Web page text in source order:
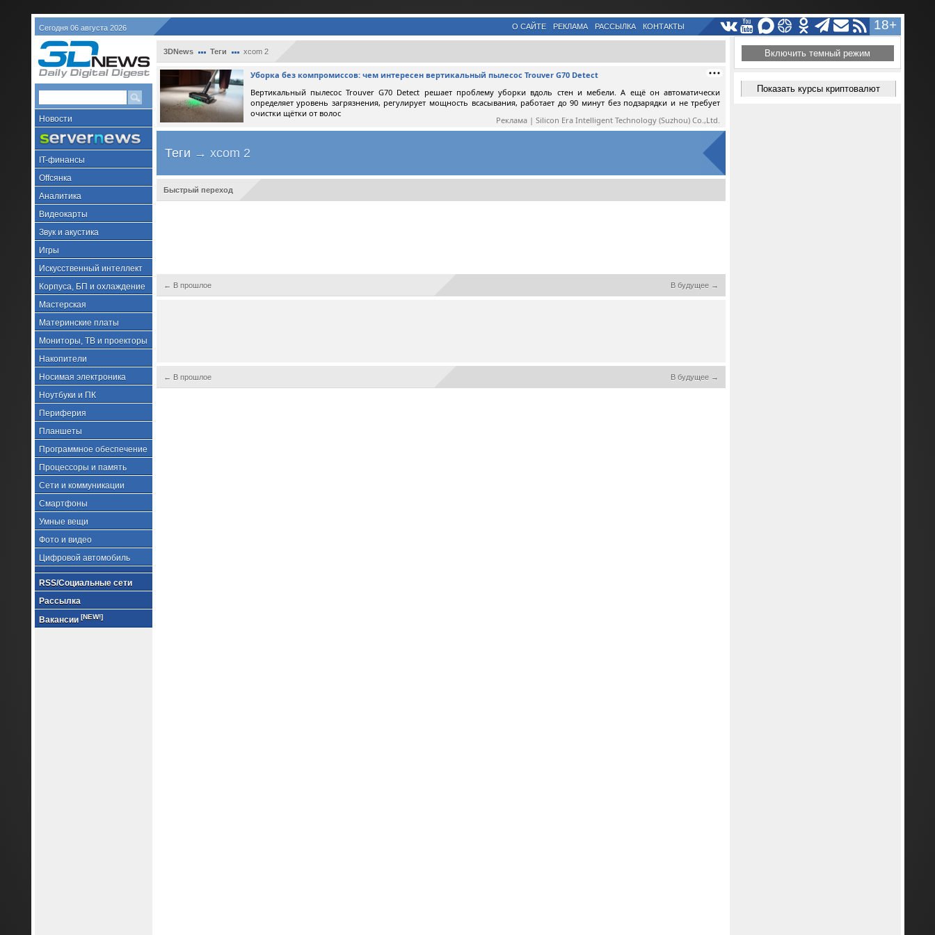
Сегодня 06 августа 2026 18+
О САЙТЕ РЕКЛАМА РАССЫЛКА КОНТАКТЫ
Новости
IT-финансы
Offсянка
Аналитика
Видеокарты
Звук и акустика
Игры
Искусственный интеллект
Корпуса, БП и охлаждение
Мастерская
Материнские платы
Мониторы, ТВ и проекторы
Накопители
Носимая электроника
Ноутбуки и ПК
Периферия
Планшеты
Программное обеспечение
Процессоры и память
Сети и коммуникации
Смартфоны
Умные вещи
Фото и видео
Цифровой автомобиль
RSS/Социальные сети
Рассылка
Вакансии [NEW!]
3DNews Теги xcom 2
Уборка без компромиссов: чем интересен вертикальный пылесос Trouver G70 Detect
Вертикальный пылесос Trouver G70 Detect решает проблему уборки вдоль стен и мебели. А ещё он автоматически
определяет уровень загрязнения, регулирует мощность всасывания, работает до 90 минут без подзарядки и не требует
очистки щётки от волос
Реклама | Silicon Era Intelligent Technology (Suzhou) Co.,Ltd.
Теги → xcom 2
Быстрый переход
← В прошлое В будущее →
← В прошлое В будущее →
Включить темный режим
Показать курсы криптовалют